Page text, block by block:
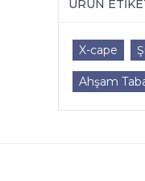
ÜRÜN
X-cape
Ahşam